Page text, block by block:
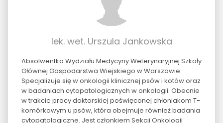
lek. wet. Urszula Jankowska
Absolwentka Wydziału Medycyny Weterynaryjnej Szkoły
Głównej Gospodarstwa Wiejskiego w Warszawie.
Specjalizuje się w onkologii klinicznej psów i kotów oraz
w badaniach cytopatologicznych w onkologii. Obecnie
w trakcie pracy doktorskiej poświęconej chłoniakom T-
komórkowym u psów, która obejmuje również badania
cytopatologiczne. Jest członkiem Sekcji Onkologii